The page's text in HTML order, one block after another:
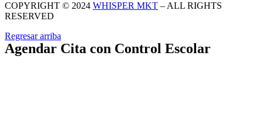
COPYRIGHT © 2024 WHISPER MKT – ALL RIGHTS
RESERVED
Regresar arriba
Agendar Cita con Control Escolar